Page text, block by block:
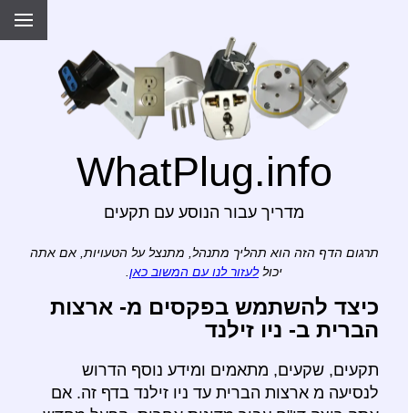
WhatPlug.info
מדריך עבור הנוסע עם תקעים
תרגום הדף הזה הוא תהליך מתנהל, מתנצל על הטעויות, אם אתה
יכוללעזור לנו עם המשוב כאן
כיצד להשתמש בפקסים מ- ארצות
הברית ב- ניו זילנד
תקעים, שקעים, מתאמים ומידע נוסף הדרוש
לנסיעה מ ארצות הברית עד ניו זילנד בדף זה. אם